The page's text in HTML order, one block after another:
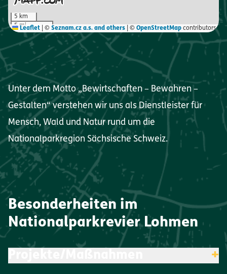
5 km
5 miLeaflet © Seznam.cz a.s. and others | © OpenStreetMap contributors
Unter dem Motto „Bewirtschaften – Bewahren –
Gestalten“ verstehen wir uns als Dienstleister für
Mensch, Wald und Natur rund um die
Nationalparkregion Sächsische Schweiz.
Besonderheiten im
Nationalparkrevier Lohmen
+